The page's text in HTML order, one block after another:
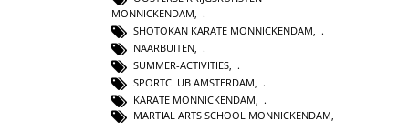
MONNICKENDAM
SHOTOKAN KARATE MONNICKENDAM
NAARBUITEN
SUMMER-ACTIVITIES
SPORTCLUB AMSTERDAM
KARATE MONNICKENDAM
MARTIAL ARTS SCHOOL MONNICKENDAM,